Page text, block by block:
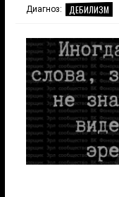
Диагноз: ДЕБИЛИЗМ